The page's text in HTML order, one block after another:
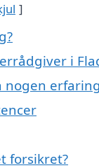
i
nogen
forsikret?